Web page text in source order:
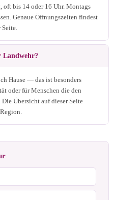
oft bis 14 oder 16 Uhr. Montags
Genaue Öffnungszeiten findest
Landwehr?
Hause — das ist besonders
oder für Menschen die den
Übersicht auf dieser Seite